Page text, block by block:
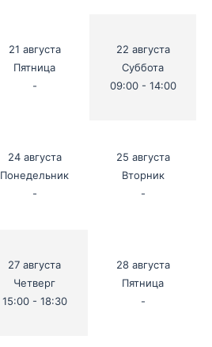
21 августа
Пятница
-
22 августа
Суббота
09:00 - 14:00
24 августа
Понедельник
-
25 августа
Вторник
-
27 августа
Четверг
15:00 - 18:30
28 августа
Пятница
-